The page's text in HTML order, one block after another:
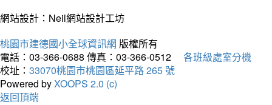
網站設計：Neil網站設計工坊
桃園市建德國小全球資訊網 版權所有
電話：03-366-0688 傳真：03-366-0512
各班級處室分機
校址： 33070桃園市桃園區延平路 265 號
Powered byXOOPS 2.0 (c)
返回頂端